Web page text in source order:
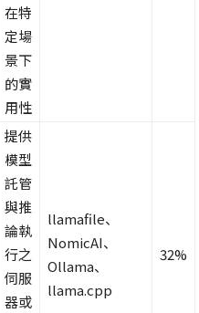
在特
定場
景下
的實
用性
提供
模型
託管
與推
論執
行之
伺服
器或
llamafile、
NomicAI、
Ollama、
llama.cpp
32%